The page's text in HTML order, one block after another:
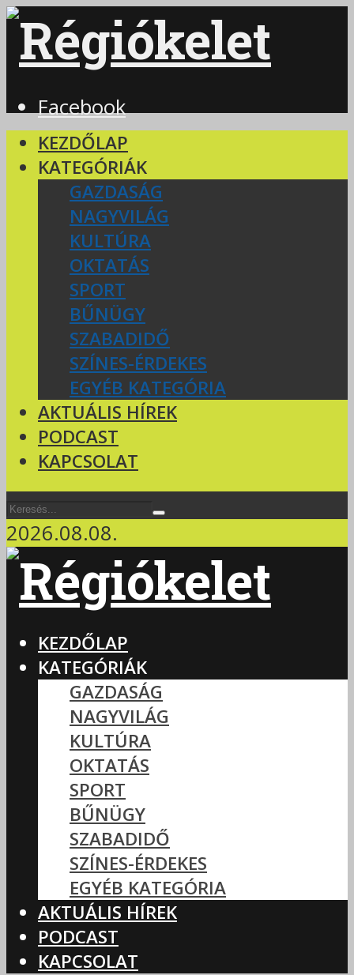
Facebook
KEZDŐLAP
KATEGÓRIÁK
GAZDASÁG
NAGYVILÁG
KULTÚRA
OKTATÁS
SPORT
BŰNÜGY
SZABADIDŐ
SZÍNES-ÉRDEKES
EGYÉB KATEGÓRIA
AKTUÁLIS HÍREK
PODCAST
KAPCSOLAT
2026.08.08.
KEZDŐLAP
KATEGÓRIÁK
GAZDASÁG
NAGYVILÁG
KULTÚRA
OKTATÁS
SPORT
BŰNÜGY
SZABADIDŐ
SZÍNES-ÉRDEKES
EGYÉB KATEGÓRIA
AKTUÁLIS HÍREK
PODCAST
KAPCSOLAT